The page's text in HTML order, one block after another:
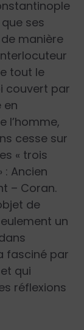
ses
manière
tout le
couvert par
en
l’homme,
cesse sur
« trois
: Ancien
– Coran.
de
un
fasciné par
qui
réflexions